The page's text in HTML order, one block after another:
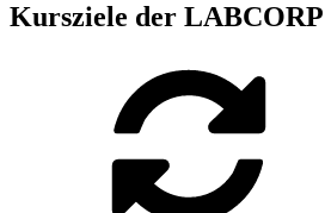
Kursziele der